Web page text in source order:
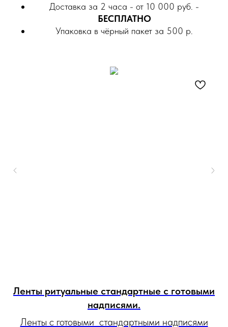
Доставка за 2 часа - от 10 000 руб. -
БЕСПЛАТНО
Упаковка в чёрный пакет за 500 р.
Ленты ритуальные стандартные с готовыми
надписями.
Ленты с готовыми стандартными надписями